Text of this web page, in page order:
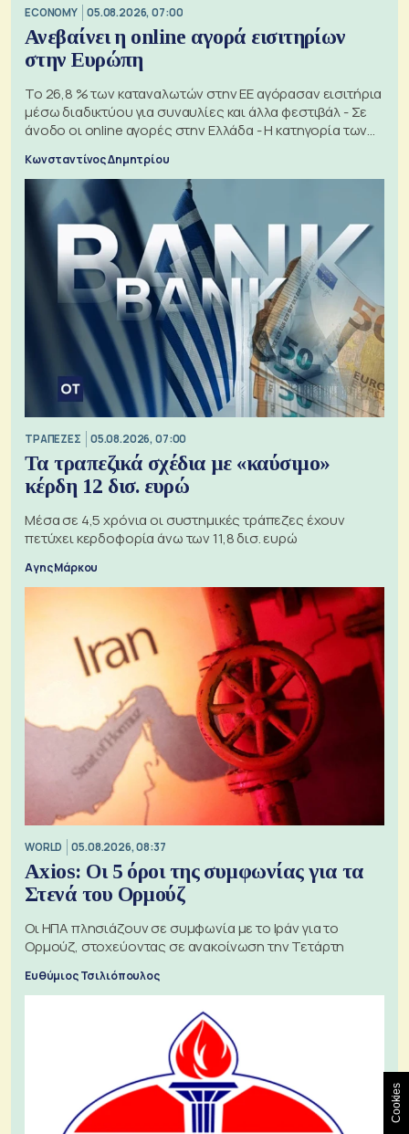
ECONOMY 05.08.2026, 07:00
Ανεβαίνει η online αγορά εισιτηρίων
στην Ευρώπη
Το 26,8 % των καταναλωτών στην ΕΕ αγόρασαν εισιτήρια
μέσω διαδικτύου για συναυλίες και άλλα φεστιβάλ - Σε
άνοδο οι online αγορές στην Ελλάδα - Η κατηγορία των
Κωνσταντίνος Δημητρίου
ΤΡΑΠΕΖΕΣ 05.08.2026, 07:00
Τα τραπεζικά σχέδια με «καύσιμο»
κέρδη 12 δισ. ευρώ
Μέσα σε 4,5 χρόνια οι συστημικές τράπεζες έχουν
πετύχει κερδοφορία άνω των 11,8 δισ. ευρώ
Αγης Μάρκου
WORLD 05.08.2026, 08:37
Axios: Οι 5 όροι της συμφωνίας για τα
Στενά του Ορμούζ
Οι ΗΠΑ πλησιάζουν σε συμφωνία με το Ιράν για το
Ορμούζ, στοχεύοντας σε ανακοίνωση την Τετάρτη
Ευθύμιος Τσιλιόπουλος
Cookies